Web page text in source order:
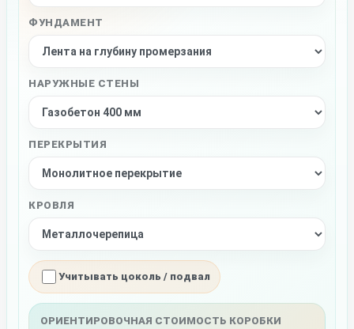
ФУНДАМЕНТ
НАРУЖНЫЕ СТЕНЫ
ПЕРЕКРЫТИЯ
КРОВЛЯ
Учитывать цоколь / подвал
ОРИЕНТИРОВОЧНАЯ СТОИМОСТЬ КОРОБКИ